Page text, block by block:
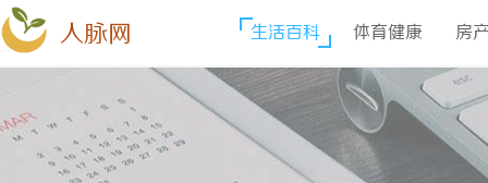
人脉网 生活百科 体育健康 房